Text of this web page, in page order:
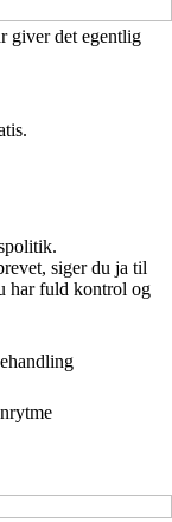
giver det egentlig
siger du ja til
har fuld kontrol og